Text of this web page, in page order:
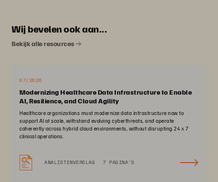
Wij bevelen ook aan...
Bekijk alle resources
07/2026
Modernizing Healthcare Data Infrastructure to Enable
AI, Resilience, and Cloud Agility
Healthcare organizations must modernize data infrastructure now to
support AI at scale, withstand evolving cyberthreats, and operate
coherently across hybrid cloud environments, without disrupting 24 x 7
clinical operations.
ANALISTENVERSLAG 7 PAGINA'S